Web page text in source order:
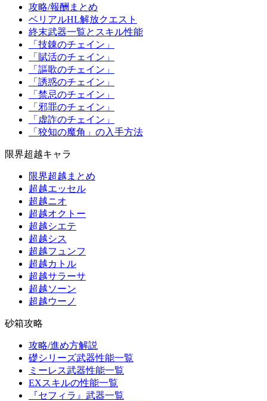
攻略/報酬まとめ
ベリアルHL解放クエスト
終末武器一覧とスキル性能
「技錬のチェイン」
「賦活のチェイン」
「謳歌のチェイン」
「誘惑のチェイン」
「禁忌のチェイン」
「邪罪のチェイン」
「虚詐のチェイン」
「狡知の魔角」の入手方法
限界超越キャラ
限界超越まとめ
超越エッセル
超越ニオ
超越オクトー
超越シエテ
超越シス
超越フュンフ
超越カトル
超越サラーサ
超越ソーン
超越ウーノ
砂箱攻略
攻略/進め方解説
礎シリーズ武器性能一覧
ミーレス武器性能一覧
EXスキルの性能一覧
『セフィラ』武器一覧